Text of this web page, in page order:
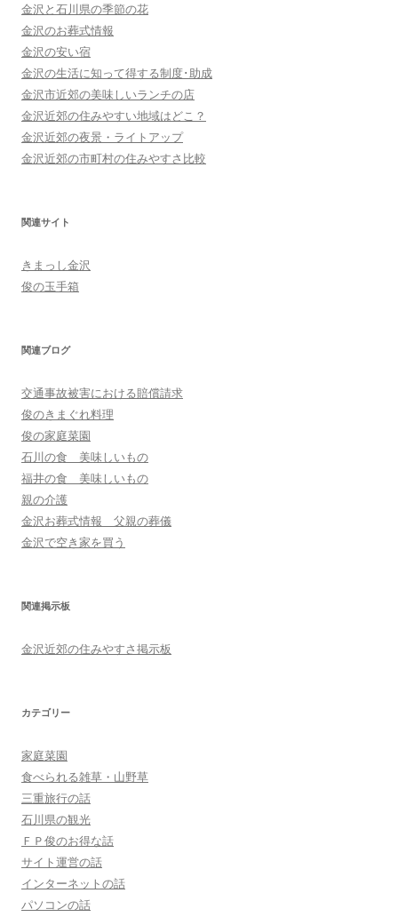
金沢と石川県の季節の花
金沢のお葬式情報
金沢の安い宿
金沢の生活に知って得する制度･助成
金沢市近郊の美味しいランチの店
金沢近郊の住みやすい地域はどこ？
金沢近郊の夜景・ライトアップ
金沢近郊の市町村の住みやすさ比較
関連サイト
きまっし金沢
俊の玉手箱
関連ブログ
交通事故被害における賠償請求
俊のきまぐれ料理
俊の家庭菜園
石川の食 美味しいもの
福井の食 美味しいもの
親の介護
金沢お葬式情報 父親の葬儀
金沢で空き家を買う
関連掲示板
金沢近郊の住みやすさ掲示板
カテゴリー
家庭菜園
食べられる雑草・山野草
三重旅行の話
石川県の観光
ＦＰ俊のお得な話
サイト運営の話
インターネットの話
パソコンの話